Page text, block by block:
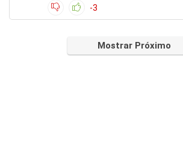
-3
Mostrar Próximo